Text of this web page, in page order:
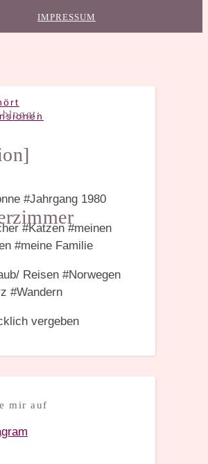
IMPRESSUM
bloggt:
#Jahrgang 1980
#Katzen #meinen
#meine Familie
Reisen #Norwegen
#Wandern
vergeben
mir auf